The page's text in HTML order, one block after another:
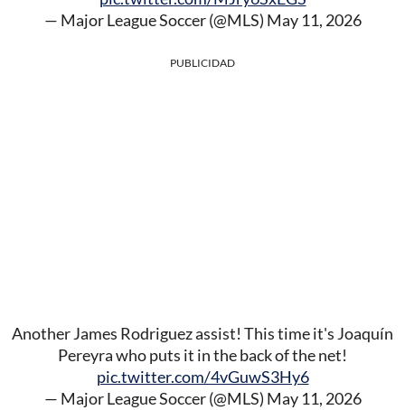
— Major League Soccer (@MLS) May 11, 2026
PUBLICIDAD
Another James Rodriguez assist! This time it's Joaquín
Pereyra who puts it in the back of the net!
pic.twitter.com/4vGuwS3Hy6
— Major League Soccer (@MLS) May 11, 2026